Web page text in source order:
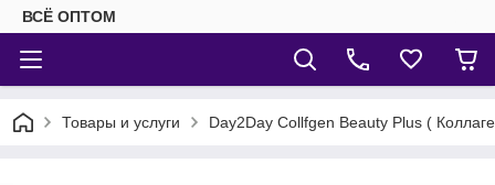
ВСЁ ОПТОМ
Товары и услуги Day2Day Collfgen Beauty Plus (